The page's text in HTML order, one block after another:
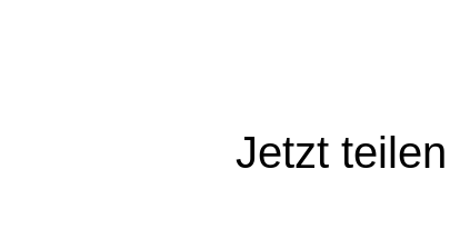
KÖRPERKETTEN
Jetzt teilen